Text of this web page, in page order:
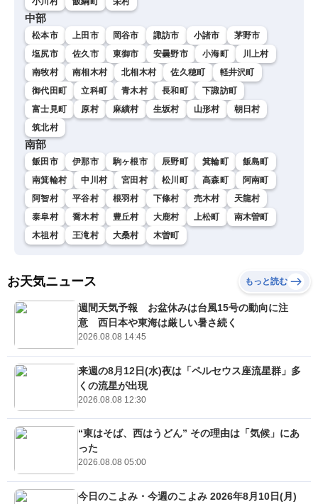
中部
松本市 上田市 岡谷市 諏訪市 小諸市
茅野市
塩尻市
佐久市 東御市 安曇野市 小海町
川上村
南牧村
南相木村 北相木村 佐久穂町
軽井沢町
御代田町
立科町 青木村 長和町
下諏訪町
富士見町
原村 麻績村 生坂村 山形村
朝日村
筑北村
南部
飯田市 伊那市 駒ヶ根市 辰野町 箕輪町
飯島町
南箕輪村
中川村 宮田村 松川町 高森町
阿南町
阿智村
平谷村 根羽村 下條村 売木村
天龍村
泰阜村
喬木村 豊丘村 大鹿村 上松町
南木曽町
木祖村
王滝村 大桑村 木曽町
お天気ニュース もっと読む
週間天気予報 お盆休みは台風15号の動向に注
意 西日本や東海は厳しい暑さ続く
2026.08.08 14:45
来週の8月12日(水)夜は「ペルセウス座流星群」多
くの流星が出現
2026.08.08 12:30
“東はそば、西はうどん” その理由は「気候」にあ
った
2026.08.08 05:00
今日のこよみ・今週のこよみ 2026年8月10日(月)